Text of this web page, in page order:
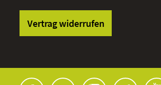
Vertrag widerrufen